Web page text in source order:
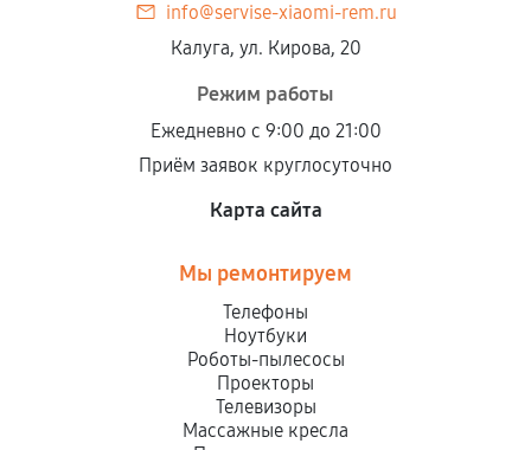
info@servise-xiaomi-rem.ru
Калуга, ул. Кирова, 20
Режим работы
Ежедневно с 9:00 до 21:00
Приём заявок круглосуточно
Карта сайта
Мы ремонтируем
Телефоны
Ноутбуки
Роботы-пылесосы
Проекторы
Телевизоры
Массажные кресла